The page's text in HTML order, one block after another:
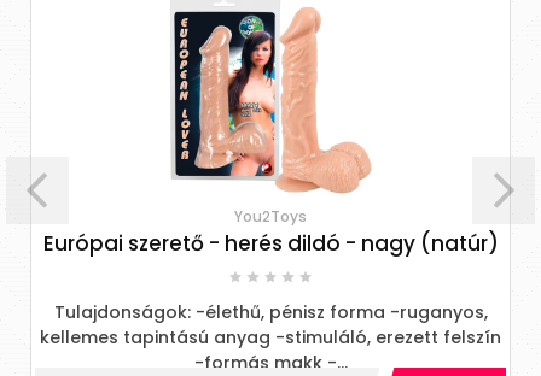
You2Toys
Európai szerető - herés dildó - nagy (natúr)
Tulajdonságok: -élethű, pénisz forma -ruganyos,
kellemes tapintású anyag -stimuláló, erezett felszín
-formás makk -...